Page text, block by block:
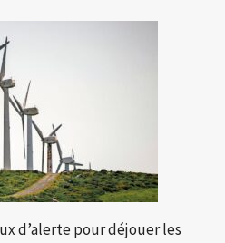
d’alerte pour déjouer les